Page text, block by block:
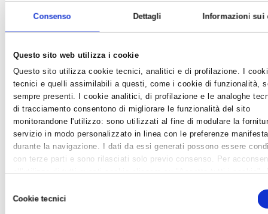
Consenso Dettagli Informazioni sui
Questo sito web utilizza i cookie
Questo sito utilizza cookie tecnici, analitici e di profilazione. I
tecnici e quelli assimilabili a questi, come i cookie di funzionalità,
sempre presenti. I cookie analitici, di profilazione e le analoghe
di tracciamento consentono di migliorare le funzionalità del sito
monitorandone l'utilizzo: sono utilizzati al fine di modulare la
servizio in modo personalizzato in linea con le preferenze
durante la navigazione. I dati da essi generati possono essere
con terze parti e sono rilasciati solo previo consenso. Per
cookie". Cliccare su "Usa solo cookie tecnici" comporta il
impostazioni di default e dunque la continuazione della navigazione
delCookie tecnici
News /Ufficio sindacale
domenica 18 ago 2013
Il 6/7/8 settembre, il nuovo evento ad ingresso gratuito "Tutti
pazzi per Enologica. Le grandi trattorie italiane in piazza"
animerà il centro storico di Faenza, con l’obiettivo di
promuovere la grande cucina popolare italiana come
architettura fondamentale della nostra identi...